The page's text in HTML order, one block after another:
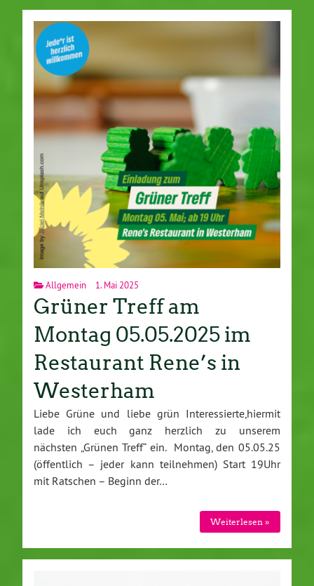
Allgemein 1. Mai 2025
Grüner Treff am
Montag 05.05.2025 im
Restaurant Rene’s in
Westerham
Liebe Grüne und liebe grün Interessierte,hiermit
lade ich euch ganz herzlich zu unserem
nächsten „Grünen Treff“ ein. Montag, den 05.05.25
(öffentlich – jeder kann teilnehmen) Start 19Uhr
mit Ratschen – Beginn der…
Weiterlesen »